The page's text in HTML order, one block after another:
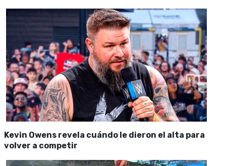
Kevin Owens revela cuándo le dieron el alta para
volver a competir